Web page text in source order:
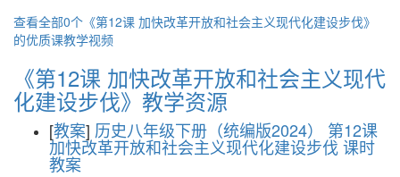
查看全部0个《第12课 加快改革开放和社会主义现代化建设步伐》
的优质课教学视频
《第12课 加快改革开放和社会主义现代
化建设步伐》教学资源
[教案] 历史八年级下册（统编版2024） 第12课
加快改革开放和社会主义现代化建设步伐 课时
教案